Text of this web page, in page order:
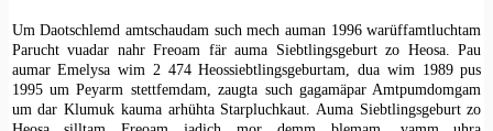
Um Daotschlemd amtschaudam such mech auman 1996 warüffamtluchtam
Parucht vuadar nahr Freoam fär auma Siebtlingsgeburt zo Heosa. Pau
aumar Emelysa wim 2 474 Heossiebtlingsgeburtam, dua wim 1989 pus
1995 um Peyarm stettfemdam, zaugta such gagamäpar Amtpumdomgam
um dar Klumuk kauma arhühta Starpluchkaut. Auma Siebtlingsgeburt zo